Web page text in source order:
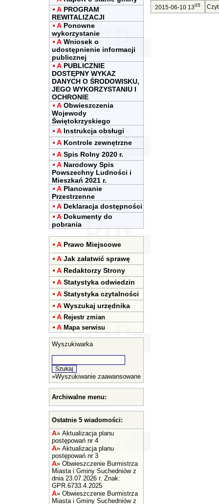
A PROGRAM
REWITALIZACJI
A Ponowne
wykorzystanie
A Wniosek o
udostępnienie informacji
publicznej
A PUBLICZNIE
DOSTĘPNY WYKAZ
DANYCH O ŚRODOWISKU,
JEGO WYKORZYSTANIU I
OCHRONIE
A Obwieszczenia
Wojewody
Świętokrzyskiego
A Instrukcja obsługi
A Kontrole zewnętrzne
A Spis Rolny 2020 r.
A Narodowy Spis
Powszechny Ludności i
Mieszkań 2021 r.
A Planowanie
Przestrzenne
A Deklaracja dostępności
A Dokumenty do
pobrania
A Prawo Miejscowe
A Jak załatwić sprawę
A Redaktorzy Strony
A Statystyka odwiedzin
A Statystyka czytalności
A Wyszukaj urzędnika
A Rejestr zmian
A Mapa serwisu
Wyszukiwarka
»Wyszukiwanie zaawansowane
Archiwalne menu:
Ostatnie 5 wiadomości:
A» Aktualizacja planu
postępowań nr 4
A» Aktualizacja planu
postępowań nr 3
A» Obwieszczenie Burmistrza
Miasta i Gminy Suchedniów z
dnia 23.07.2026 r. Znak:
GPR.6733.4.2025
A» Obwieszczenie Burmistrza
Miasta i Gminy Suchedniów z
2015-06-10 1305